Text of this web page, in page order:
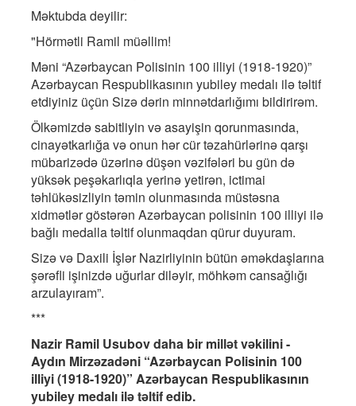
Məktubda deyilir:
"Hörmətli Ramil müəllim!
Məni “Azərbaycan Polisinin 100 illiyi (1918-1920)”
Azərbaycan Respublikasının yubiley medalı ilə təltif
etdiyiniz üçün Sizə dərin minnətdarlığımı bildirirəm.
Ölkəmizdə sabitliyin və asayişin qorunmasında,
cinayətkarlığa və onun hər cür təzahürlərinə qarşı
mübarizədə üzərinə düşən vəzifələri bu gün də
yüksək peşəkarlıqla yerinə yetirən, ictimai
təhlükəsizliyin təmin olunmasında müstəsna
xidmətlər göstərən Azərbaycan polisinin 100 illiyi ilə
bağlı medalla təltif olunmaqdan qürur duyuram.
Sizə və Daxili İşlər Nazirliyinin bütün əməkdaşlarına
şərəfli işinizdə uğurlar diləyir, möhkəm cansağlığı
arzulayıram”.
***
Nazir Ramil Usubov daha bir millət vəkilini -
Aydın Mirzəzadəni “Azərbaycan Polisinin 100
illiyi (1918-1920)” Azərbaycan Respublikasının
yubiley medalı ilə təltif edib.